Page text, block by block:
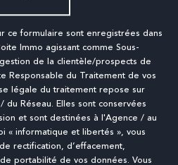
ce formulaire sont enregistrées dans
Immo agissant comme Sous-
de la clientèle/prospects de
Responsable du Traitement de vos
légale du traitement repose sur
Réseau. Elles sont conservées
et sont destinées à l'Agence / au
« informatique et libertés », vous
rectification, d’effacement,
portabilité de vos données. Vous